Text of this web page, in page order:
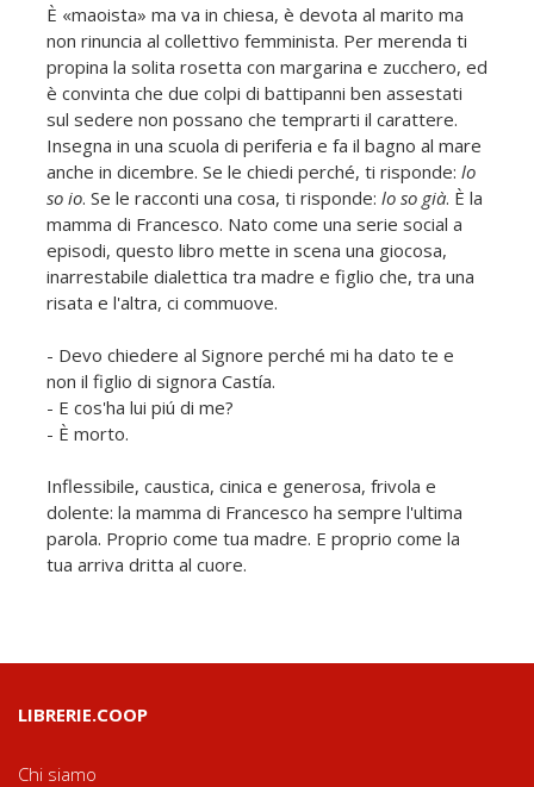
È «maoista» ma va in chiesa, è devota al marito ma
non rinuncia al collettivo femminista. Per merenda ti
propina la solita rosetta con margarina e zucchero, ed
è convinta che due colpi di battipanni ben assestati
sul sedere non possano che temprarti il carattere.
Insegna in una scuola di periferia e fa il bagno al mare
anche in dicembre. Se le chiedi perché, ti risponde: lo
so io
. Se le racconti una cosa, ti risponde: lo so già. È la
mamma di Francesco. Nato come una serie social a
episodi, questo libro mette in scena una giocosa,
inarrestabile dialettica tra madre e figlio che, tra una
risata e l'altra, ci commuove.
- Devo chiedere al Signore perché mi ha dato te e
non il figlio di signora Castía.
- E cos'ha lui piú di me?
- È morto.
Inflessibile, caustica, cinica e generosa, frivola e
dolente: la mamma di Francesco ha sempre l'ultima
parola. Proprio come tua madre. E proprio come la
tua arriva dritta al cuore.
LIBRERIE.COOP
Chi siamo